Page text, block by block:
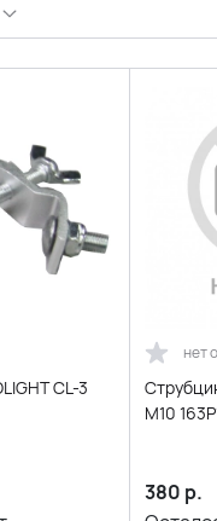
CL-3
нет
M10
380 р.